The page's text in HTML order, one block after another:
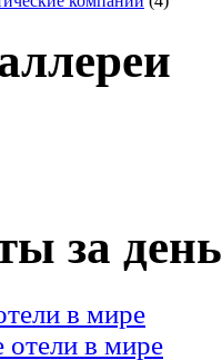
за день
в мире